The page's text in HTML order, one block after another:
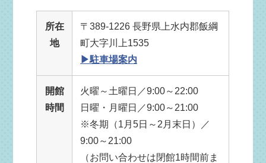
所在
地
〒389-1226 長野県上水内郡飯綱
町大字川上1535
▶駐車場案内
開館
時間
火曜～土曜日／9:00～22:00
日曜・月曜日／9:00～21:00
※冬期（1月5日～2月末日）／
9:00～21:00
（お問い合わせは閉館1時間前ま